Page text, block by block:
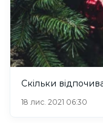
Скільки
18 лис. 2021 06:30